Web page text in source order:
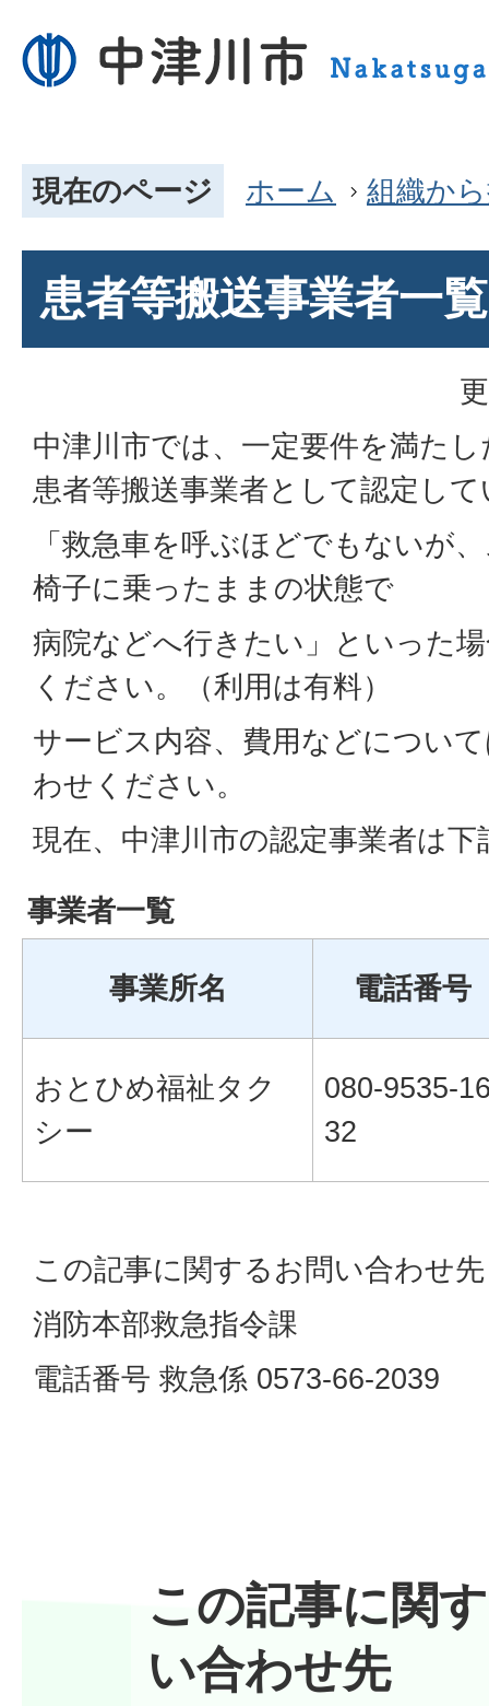
現在のページ ホーム 組織か
患者等搬送事業者一覧
中津川市では、一定要件を満た
患者等搬送事業者として認定し
「救急車を呼ぶほどでもないが
椅子に乗ったままの状態で
病院などへ行きたい」といった
ください。（利用は有料）
サービス内容、費用などについ
わせください。
現在、中津川市の認定事業者は
事業者一覧
事業所名 電話番号
おとひめ福祉タク
シー
080-9535-
32
この記事に関するお問い合わせ先
消防本部救急指令課
電話番号 救急係 0573-66-2039
この記事に関
い合わせ先